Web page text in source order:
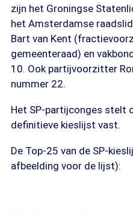
zijn het Groningse
het Amsterdamse
Bart van Kent
gemeenteraad) en
10. Ook partijvoorzitter
nummer 22.
Het SP-partijconges stelt
definitieve kieslijst vast.
De Top-25 van de SP-
afbeelding voor de lijst):